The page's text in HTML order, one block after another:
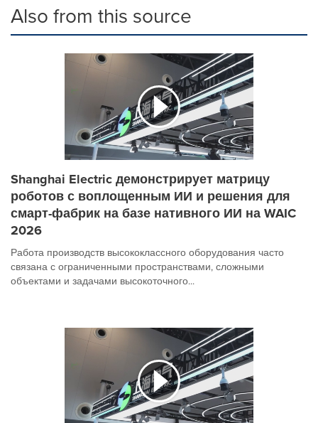
Also from this source
Shanghai Electric демонстрирует матрицу
роботов с воплощенным ИИ и решения для
смарт-фабрик на базе нативного ИИ на WAIC
2026
Работа производств высококлассного оборудования часто
связана с ограниченными пространствами, сложными
объектами и задачами высокоточного...